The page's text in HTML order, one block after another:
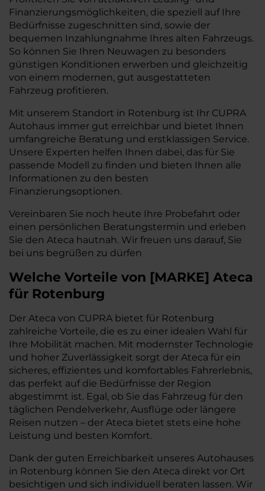
Finanzierungsmöglichkeiten, die speziell auf Ihre
Bedürfnisse zugeschnitten sind, sowie der
bequemen Inzahlungnahme Ihres alten Fahrzeugs.
So können Sie Ihren Neuwagen zu besonders
günstigen Konditionen erwerben und gleichzeitig
von einem modernen, gut ausgestatteten
Fahrzeug profitieren.
Mit unserem Standort in Rotenburg ist Ihr CUPRA
Autohaus immer gut erreichbar und bietet Ihnen
umfangreiche Beratung und erstklassigen Service.
Unsere Experten helfen Ihnen dabei, das für Sie
passende Modell zu finden und bieten Ihnen alle
Informationen zu den besten
Finanzierungsoptionen.
Vereinbaren Sie noch heute Ihre Probefahrt oder
einen persönlichen Beratungstermin und erleben
Sie den Ateca hautnah. Wir freuen uns darauf, Sie
bei uns begrüßen zu dürfen
Welche Vorteile von [MARKE] Ateca
für Rotenburg
Der Ateca von CUPRA bietet für Rotenburg
zahlreiche Vorteile, die es zu einer idealen Wahl für
Ihre Mobilität machen. Mit modernster Technologie
und hoher Zuverlässigkeit sorgt der Ateca für ein
sicheres, effizientes und komfortables Fahrerlebnis,
das perfekt auf die Bedürfnisse der Region
abgestimmt ist. Egal, ob Sie das Fahrzeug für den
täglichen Pendelverkehr, Ausflüge oder längere
Reisen nutzen – der Ateca bietet stets eine hohe
Leistung und besten Komfort.
Dank der guten Erreichbarkeit unseres Autohauses
in Rotenburg können Sie den Ateca direkt vor Ort
besichtigen und sich individuell beraten lassen. Wir